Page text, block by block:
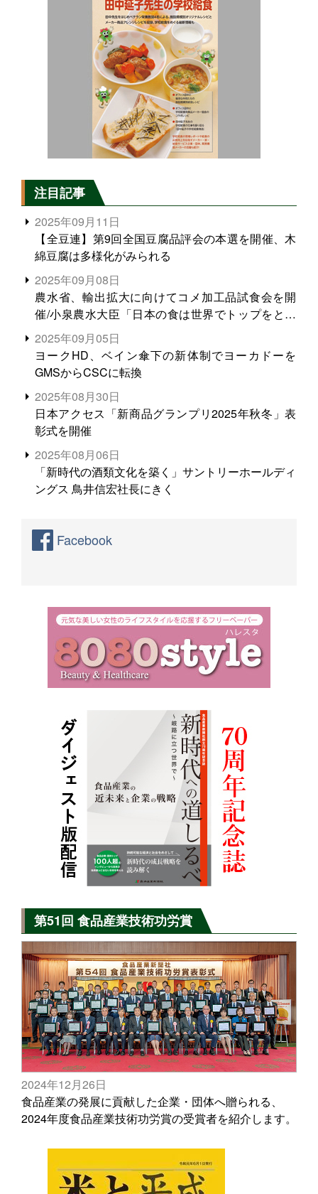
注目記事
2025年09月11日
【全豆連】第9回全国豆腐品評会の本選を開催、木
綿豆腐は多様化がみられる
2025年09月08日
農水省、輸出拡大に向けてコメ加工品試食会を開
催/小泉農水大臣「日本の食は世界でトップをとれ
る。米増産に向けて、米輸出需要の拡大を」
2025年09月05日
ヨークHD、ベイン傘下の新体制でヨーカドーを
GMSからCSCに転換
2025年08月30日
日本アクセス「新商品グランプリ2025年秋冬」表
彰式を開催
2025年08月06日
「新時代の酒類文化を築く」サントリーホールディ
ングス 鳥井信宏社長にきく
Facebook
第51回 食品産業技術功労賞
2024年12月26日
食品産業の発展に貢献した企業・団体へ贈られる、
2024年度食品産業技術功労賞の受賞者を紹介します。